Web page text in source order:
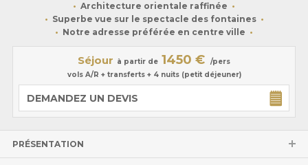
Architecture orientale raffinée
Superbe vue sur le spectacle des fontaines
Notre adresse préférée en centre ville
Séjour à partir de 1450 €
/pers
vols A/R + transferts + 4 nuits (petit déjeuner)
DEMANDEZ UN DEVIS
PRÉSENTATION